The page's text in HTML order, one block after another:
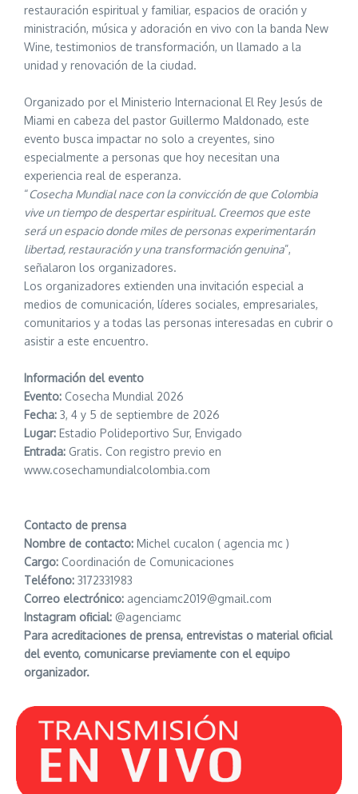
restauración espiritual y familiar, espacios de oración y
ministración, música y adoración en vivo con la banda New
Wine, testimonios de transformación, un llamado a la
unidad y renovación de la ciudad.
Organizado por el Ministerio Internacional El Rey Jesús de
Miami en cabeza del pastor Guillermo Maldonado, este
evento busca impactar no solo a creyentes, sino
especialmente a personas que hoy necesitan una
experiencia real de esperanza.
“Cosecha Mundial nace con la convicción de que Colombia
vive un tiempo de despertar espiritual. Creemos que este
será un espacio donde miles de personas experimentarán
libertad, restauración y una transformación genuina”,
señalaron los organizadores.
Los organizadores extienden una invitación especial a
medios de comunicación, líderes sociales, empresariales,
comunitarios y a todas las personas interesadas en cubrir o
asistir a este encuentro.
Información del evento
Evento: Cosecha Mundial 2026
Fecha: 3, 4 y 5 de septiembre de 2026
Lugar: Estadio Polideportivo Sur, Envigado
Entrada: Gratis. Con registro previo en
www.cosechamundialcolombia.com
Contacto de prensa
Nombre de contacto: Michel cucalon ( agencia mc )
Cargo: Coordinación de Comunicaciones
Teléfono: 3172331983
Correo electrónico: agenciamc2019@gmail.com
Instagram oficial: @agenciamc
Para acreditaciones de prensa, entrevistas o material oficial
del evento, comunicarse previamente con el equipo
organizador.